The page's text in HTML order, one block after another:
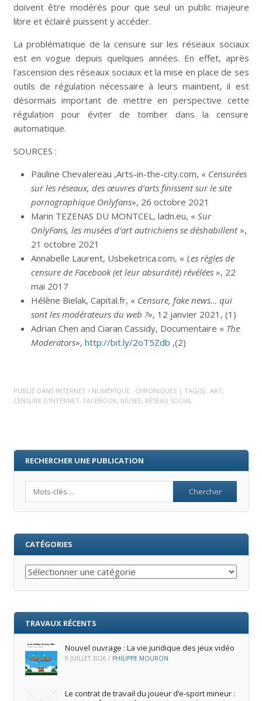
doivent être modérés pour que seul un public majeure
libre et éclairé puissent y accéder.
La problématique de la censure sur les réseaux sociaux
est en vogue depuis quelques années. En effet, après
l’ascension des réseaux sociaux et la mise en place de ses
outils de régulation nécessaire à leurs maintient, il est
désormais important de mettre en perspective cette
régulation pour éviter de tomber dans la censure
automatique.
SOURCES :
Pauline Chevalereau ,Arts-in-the-city.com, « Censurées
sur les réseaux, des œuvres d’arts finissent sur le site
pornographique Onlyfans», 26 octobre 2021
Marin TEZENAS DU MONTCEL, ladn.eu, « Sur
OnlyFans, les musées d’art autrichiens se déshabillent »,
21 octobre 2021
Annabelle Laurent, Usbeketrica.com, « Les règles de
censure de Facebook (et leur absurdité) révélées », 22
mai 2017
Hélène Bielak, Capital.fr, « Censure, fake news… qui
sont les modérateurs du web ?», 12 janvier 2021, (1)
Adrian Chen and Ciaran Cassidy, Documentaire « The
Moderators», http://bit.ly/2oT5Zdb ,(2)
PUBLIÉ DANS INTERNET / NUMÉRIQUE : CHRONIQUES | TAG(S) : ART,
CENSURE D'INTERNET, FACEBOOK, MUSEE, RÉSEAU SOCIAL
RECHERCHER UNE PUBLICATION
CATÉGORIES
Catégories
TRAVAUX RÉCENTS
Nouvel ouvrage : La vie juridique des jeux vidéo
9 JUILLET 2026 / PHILIPPE MOURON
Le contrat de travail du joueur d’e‑sport mineur :